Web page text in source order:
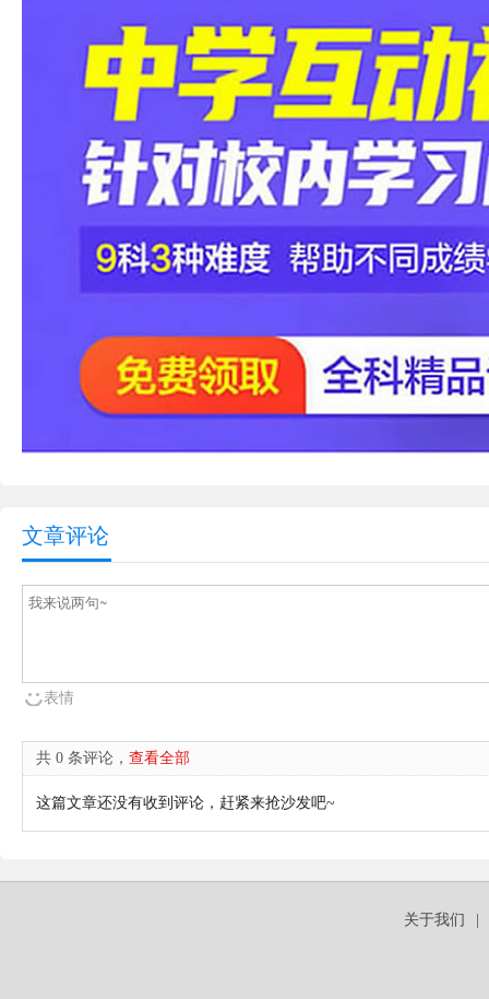
文章评论
表情
共 0 条评论， 查看全部
这篇文章还没有收到评论，赶紧来抢沙发吧~
关于我们